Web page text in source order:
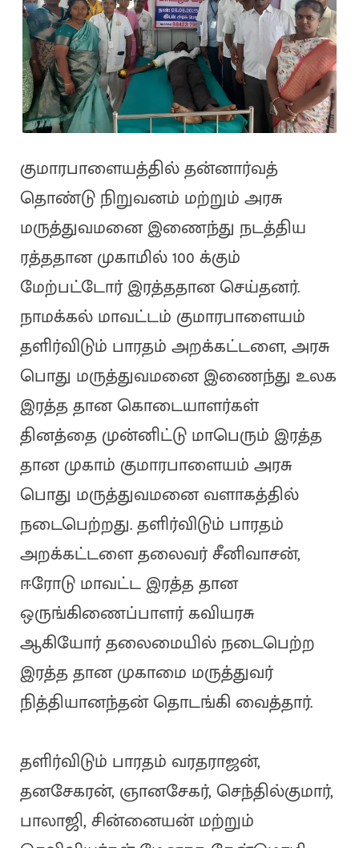
குமாரபாளையத்தில் தன்னார்வத்
தொண்டு நிறுவனம் மற்றும் அரசு
மருத்துவமனை இணைந்து நடத்திய
ரத்ததான முகாமில் 100 க்கும்
மேற்பட்டோர் இரத்ததான செய்தனர்.
நாமக்கல் மாவட்டம் குமாரபாளையம்
தளிர்விடும் பாரதம் அறக்கட்டளை, அரசு
பொது மருத்துவமனை இணைந்து உலக
இரத்த தான கொடையாளர்கள்
தினத்தை முன்னிட்டு மாபெரும் இரத்த
தான முகாம் குமாரபாளையம் அரசு
பொது மருத்துவமனை வளாகத்தில்
நடைபெற்றது. தளிர்விடும் பாரதம்
அறக்கட்டளை தலைவர் சீனிவாசன்,
ஈரோடு மாவட்ட இரத்த தான
ஒருங்கிணைப்பாளர் கவியரசு
ஆகியோர் தலைமையில் நடைபெற்ற
இரத்த தான முகாமை மருத்துவர்
நித்தியானந்தன் தொடங்கி வைத்தார்.
தளிர்விடும் பாரதம் வரதராஜன்,
தனசேகரன், ஞானசேகர், செந்தில்குமார்,
பாலாஜி, சின்னையன் மற்றும்